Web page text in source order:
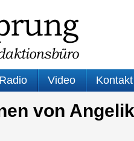
Radio Video Kontakt
von